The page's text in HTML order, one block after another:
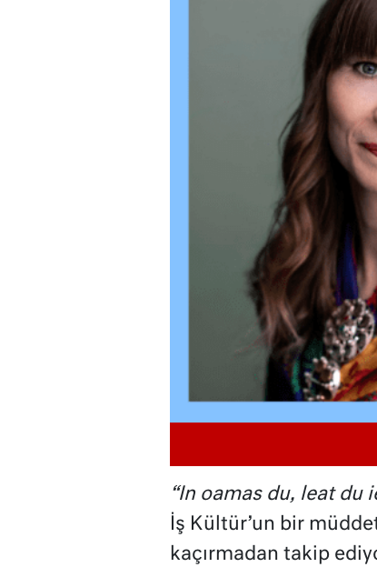
“In oamas du, leat du
İş Kültür’un bir
kaçırmadan takip